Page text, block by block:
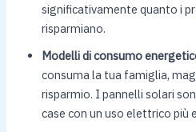
significativamente quanto i
risparmiano.
Modelli di consumo
consuma la tua famiglia,
risparmio. I pannelli solari
case con un uso elettrico più